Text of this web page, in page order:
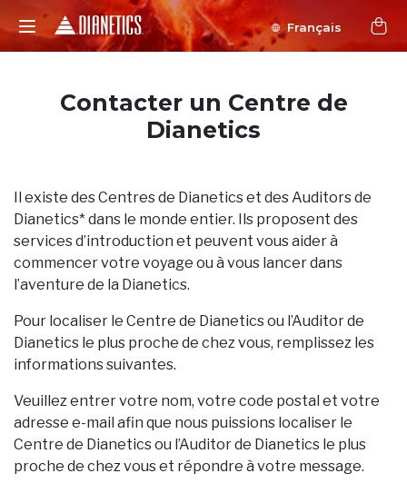
Français
Contacter un Centre de
Dianetics
Il existe des Centres de Dianetics et des Auditors de
Dianetics* dans le monde entier. Ils proposent des
services d’introduction et peuvent vous aider à
commencer votre voyage ou à vous lancer dans
l’aventure de la Dianetics.
Pour localiser le Centre de Dianetics ou l’Auditor de
Dianetics le plus proche de chez vous, remplissez les
informations suivantes.
Veuillez entrer votre nom, votre code postal et votre
adresse e-mail afin que nous puissions localiser le
Centre de Dianetics ou l’Auditor de Dianetics le plus
proche de chez vous et répondre à votre message.